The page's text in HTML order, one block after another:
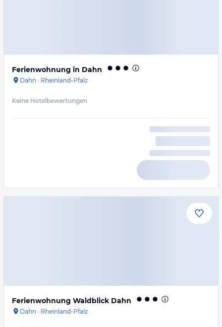
Ferienwohnung in Dahn
Dahn · Rheinland-Pfalz
Keine Hotelbewertungen
Ferienwohnung Waldblick Dahn
Dahn · Rheinland-Pfalz